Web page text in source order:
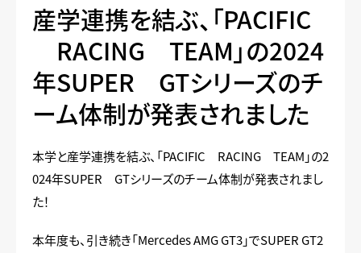
産学連携を結ぶ、「PACIFIC
RACING TEAM」の2024
年SUPER GTシリーズのチ
ーム体制が発表されました
本学と産学連携を結ぶ、「PACIFIC RACING TEAM」の2
024年SUPER GTシリーズのチーム体制が発表されまし
た！
本年度も、引き続き「Mercedes AMG GT3」でSUPER GT2